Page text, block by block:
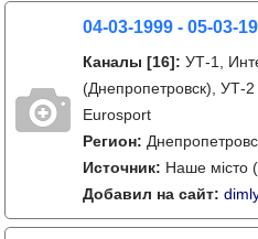
04-03-1999 - 05-03-
Каналы [16]: УТ-1,
(Днепропетровск), УТ-
Eurosport
Регион:
Источник: Наше місто
Добавил на сайт: